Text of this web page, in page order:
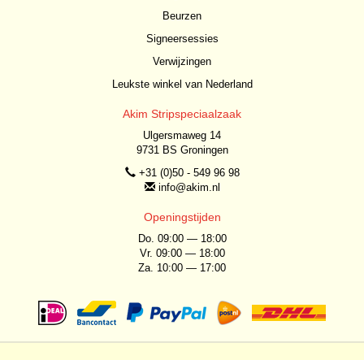
Beurzen
Signeersessies
Verwijzingen
Leukste winkel van Nederland
Akim Stripspeciaalzaak
Ulgersmaweg 14
9731 BS Groningen
+31 (0)50 - 549 96 98
info@akim.nl
Openingstijden
Do. 09:00 — 18:00
Vr. 09:00 — 18:00
Za. 10:00 — 17:00